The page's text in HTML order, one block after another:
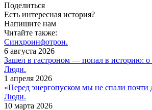
Поделиться
Есть интересная история?
Напишите нам
Читайте также:
Синхроинфотрон.
6 августа 2026
Зашел в гастроном — попал в историю: о
Люди.
1 апреля 2026
«Перед энергопуском мы не спали
Люди.
10 марта 2026